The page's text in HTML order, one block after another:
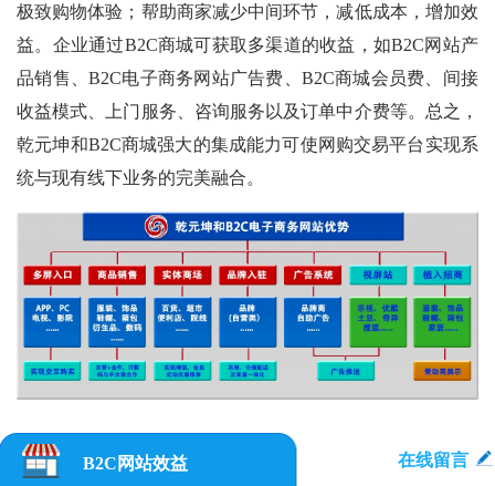
极致购物体验；帮助商家减少中间环节，减低成本，增加效
益。企业通过B2C商城可获取多渠道的收益，如B2C网站产
品销售、B2C电子商务网站广告费、B2C商城会员费、间接
收益模式、上门服务、咨询服务以及订单中介费等。总之，
乾元坤和B2C商城强大的集成能力可使网购交易平台实现系
统与现有线下业务的完美融合。
B2C网站效益 在线留言